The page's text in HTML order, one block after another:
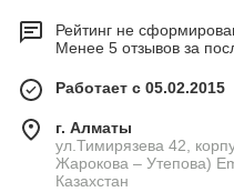
Рейтинг не
Менее 5 отзывов за
Работает с 05.02.2015
г. Алматы
ул.Тимирязева 42,
Жарокова – Утепова)
Казахстан